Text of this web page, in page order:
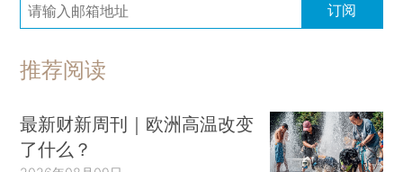
订阅
推荐阅读
最新财新周刊｜欧洲高温改变
了什么？